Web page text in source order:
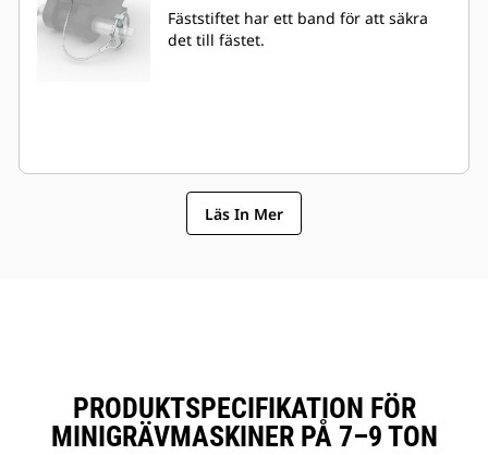
Fäststiftet har ett band för att säkra
det till fästet.
Läs In Mer
PRODUKTSPECIFIKATION FÖR
MINIGRÄVMASKINER PÅ 7–9 TON